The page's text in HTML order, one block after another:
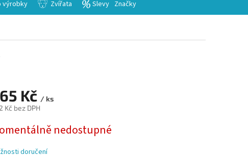
výrobky Zvířata Slevy Značky
Kč / ks
Kč bez DPH
nedostupné
doručení